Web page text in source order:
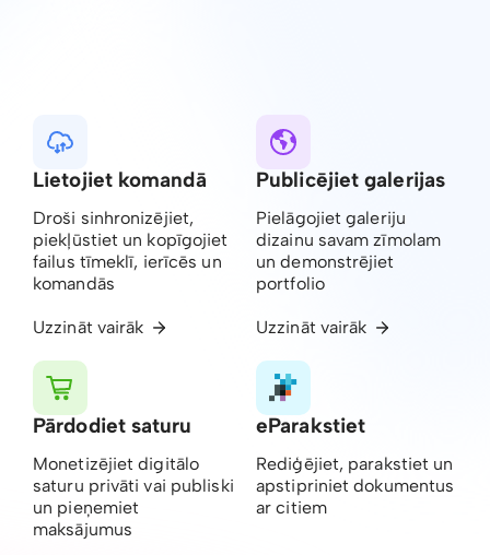
Lietojiet komandā
Droši sinhronizējiet,
piekļūstiet un kopīgojiet
failus tīmeklī, ierīcēs un
komandās
Uzzināt vairāk
Publicējiet galerijas
Pielāgojiet galeriju
dizainu savam zīmolam
un demonstrējiet
portfolio
Uzzināt vairāk
Pārdodiet saturu
Monetizējiet digitālo
saturu privāti vai publiski
un pieņemiet
maksājumus
eParakstiet
Rediģējiet, parakstiet un
apstipriniet dokumentus
ar citiem